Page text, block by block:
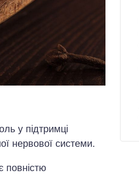
у підтримці
нервової системи.
повністю